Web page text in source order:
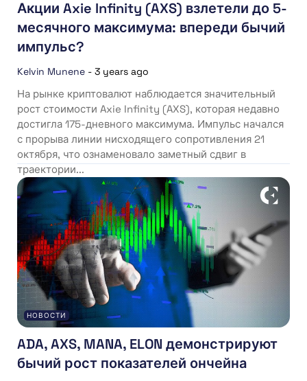
Акции Axie Infinity (AXS) взлетели до 5-
месячного максимума: впереди бычий
импульс?
Kelvin Munene - 3 years ago
На рынке криптовалют наблюдается значительный
рост стоимости Axie Infinity (AXS), которая недавно
достигла 175-дневного максимума. Импульс начался
с прорыва линии нисходящего сопротивления 21
октября, что ознаменовало заметный сдвиг в
траектории...
НОВОСТИ
ADA, AXS, MANA, ELON демонстрируют
бычий рост показателей ончейна